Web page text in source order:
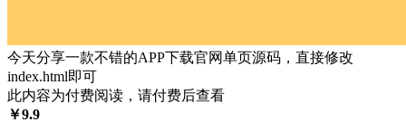
今天分享一款不错的APP下载官网单页源码，直接修改
index.html即可
此内容为付费阅读，请付费后查看
￥9.9